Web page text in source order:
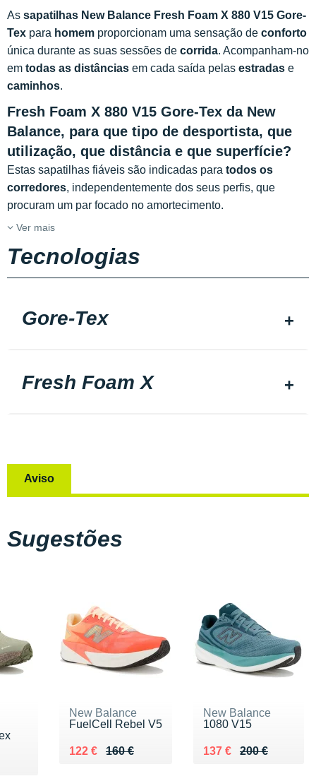
As sapatilhas New Balance Fresh Foam X 880 V15 Gore-
Tex para homem proporcionam uma sensação de conforto
única durante as suas sessões de corrida. Acompanham-no
em todas as distâncias em cada saída pelas estradas e
caminhos.
Fresh Foam X 880 V15 Gore-Tex da New
Balance, para que tipo de desportista, que
utilização, que distância e que superfície?
Estas sapatilhas fiáveis são indicadas para todos os
corredores, independentemente dos seus perfis, que
procuram um par focado no amortecimento.
Ver mais
Tecnologias
Gore-Tex
Fresh Foam X
Aviso
Sugestões
New Balance
FuelCell Rebel V5
160 €
Au lieu de 160 €
122 €
Vendu 122 €
New Balance
1080 V15
200 €
Au lieu de 200 €
137 €
Vendu 137 €